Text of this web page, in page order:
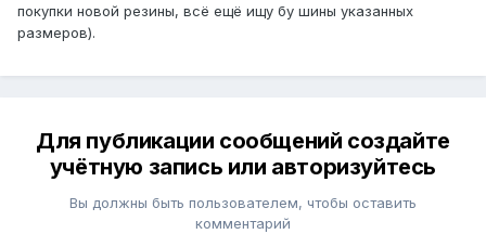
покупки новой резины, всё ещё ищу бу шины указанных
размеров).
Для публикации сообщений создайте
учётную запись или авторизуйтесь
Вы должны быть пользователем, чтобы оставить
комментарий